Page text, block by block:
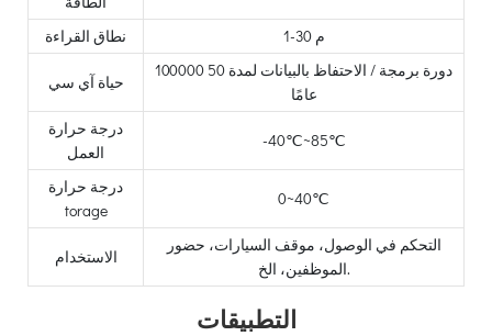
نطاق القراءة
1-30 م
حياة آي سي
100000 دورة برمجة / الاحتفاظ بالبيانات لمدة 50
عامًا
درجة حرارة
العمل
-40℃~85℃
درجة حرارة
torage
0~40℃
الاستخدام
التحكم في الوصول، موقف السيارات، حضور
الموظفين، الخ.
التطبيقات